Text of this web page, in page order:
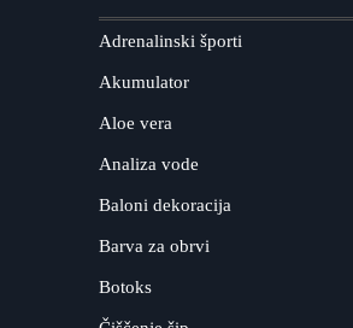
Adrenalinski športi
Akumulator
Aloe vera
Analiza vode
Baloni dekoracija
Barva za obrvi
Botoks